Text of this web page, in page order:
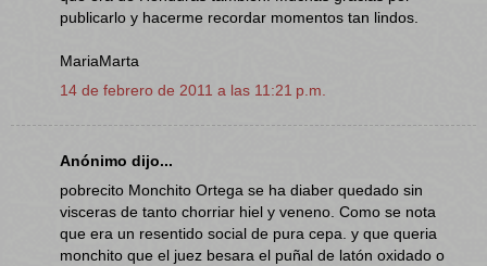
publicarlo y hacerme recordar momentos tan lindos.
MariaMarta
14 de febrero de 2011 a las 11:21 p.m.
Anónimo dijo...
pobrecito Monchito Ortega se ha diaber quedado sin
visceras de tanto chorriar hiel y veneno. Como se nota
que era un resentido social de pura cepa. y que queria
monchito que el juez besara el puñal de latón oxidado o